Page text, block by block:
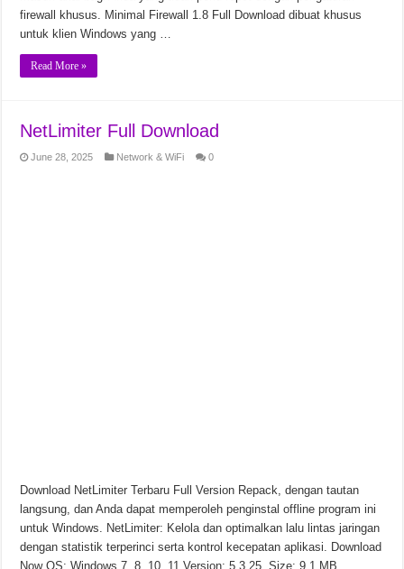
firewall khusus. Minimal Firewall 1.8 Full Download dibuat khusus
untuk klien Windows yang …
Read More »
NetLimiter Full Download
June 28, 2025 Network & WiFi 0
Download NetLimiter Terbaru Full Version Repack, dengan tautan
langsung, dan Anda dapat memperoleh penginstal offline program ini
untuk Windows. NetLimiter: Kelola dan optimalkan lalu lintas jaringan
dengan statistik terperinci serta kontrol kecepatan aplikasi. Download
Now OS: Windows 7, 8, 10, 11 Version: 5.3.25 Size: 9.1 MB